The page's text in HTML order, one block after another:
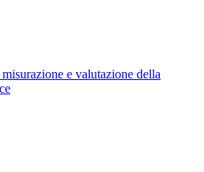
e valutazione della